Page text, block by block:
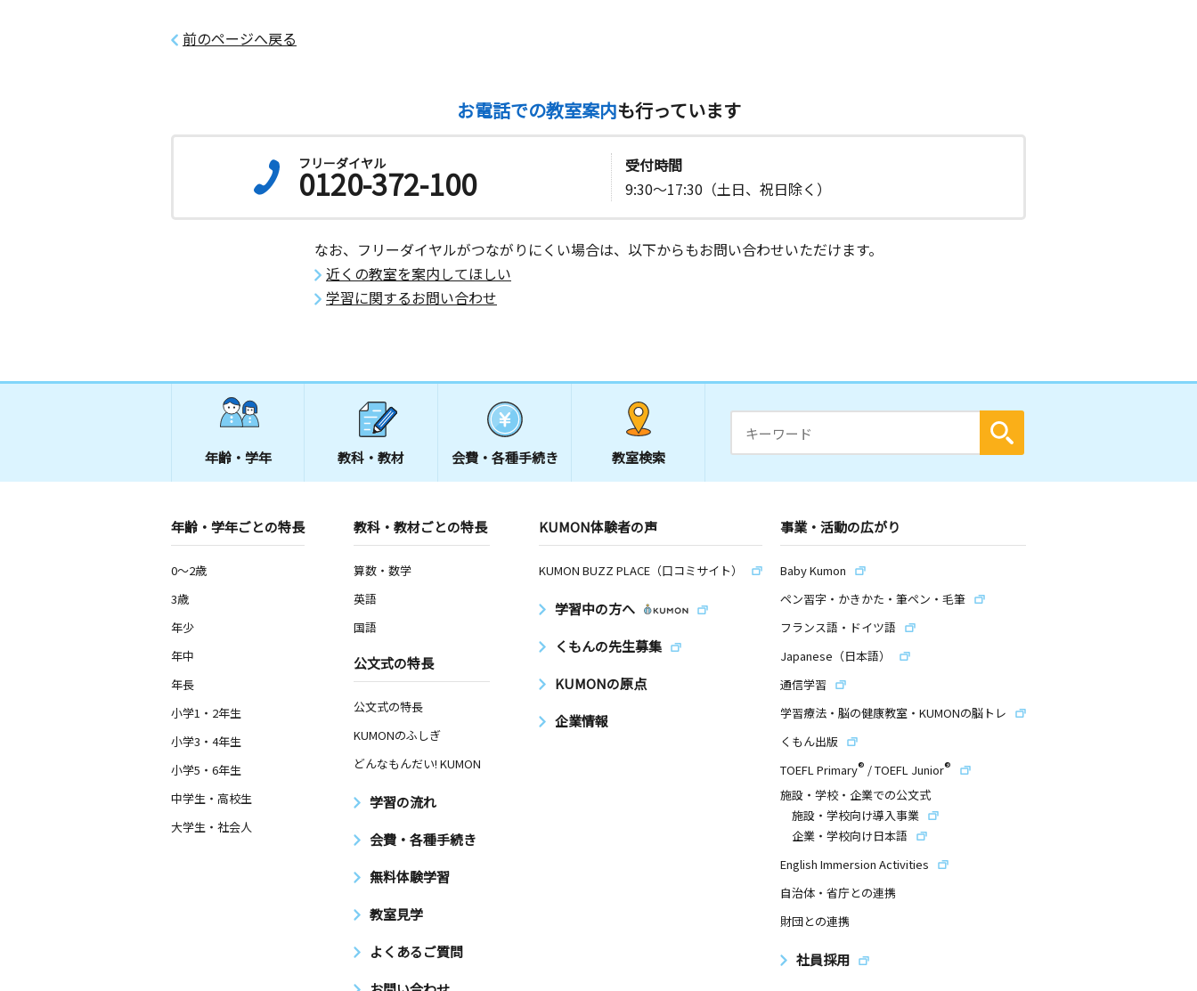
前のページへ戻る
お電話での教室案内も行っています
フリーダイヤル
0120-372-100
受付時間
9:30～17:30（土日、祝日除く）
なお、フリーダイヤルがつながりにくい場合は、以下からもお問い合わせいただけます。
近くの教室を案内してほしい
学習に関するお問い合わせ
年齢・学年 教科・教材 会費・ 各種手続き 教室検索
年齢・学年ごとの特長
0～2歳
3歳
年少
年中
年長
小学1・2年生
小学3・4年生
小学5・6年生
中学生・高校生
大学生・社会人
教科・教材ごとの特長
算数・数学
英語
国語
公文式の特長
公文式の特長
KUMONのふしぎ
どんなもんだい! KUMON
学習の流れ
会費・各種手続き
無料体験学習
教室見学
よくあるご質問
KUMON体験者の声
KUMON BUZZ PLACE（口コミサイト）
学習中の方へ
くもんの先生募集
KUMONの原点
企業情報
事業・活動の広がり
Baby Kumon
ペン習字・かきかた・筆ペン・毛筆
フランス語・ドイツ語
Japanese（日本語）
通信学習
学習療法・脳の健康教室・KUMONの脳トレ
くもん出版
TOEFL Primary® /TOEFL Junior®
施設・学校・企業での公文式
施設・学校向け導入事業
企業・学校向け日本語
English Immersion Activities
自治体・省庁との連携
財団との連携
社員採用